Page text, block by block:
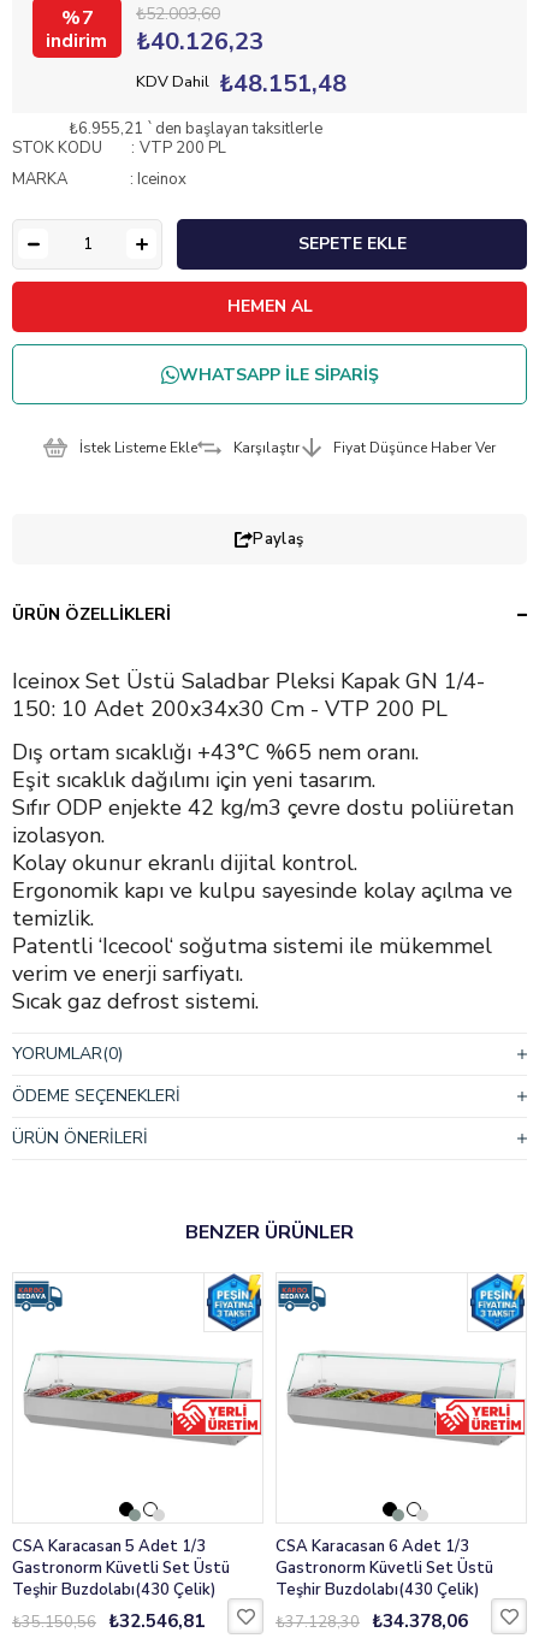
7 ₺52.003,60
₺40.126,23
KDV Dahil ₺48.151,48
₺6.955,21 `den başlayan taksitlerle
STOK KODU
VTP 200 PL
MARKA
: Iceinox
WHATSAPP İLE SİPARİŞ
İstek Listeme Ekle Karşılaştır Fiyat Düşünce Haber Ver
Paylaş
ÜRÜN ÖZELLIKLERI
Iceinox Set Üstü Saladbar Pleksi Kapak GN 1/4-
150: 10 Adet 200x34x30 Cm - VTP 200 PL
Dış ortam sıcaklığı +43°C %65 nem oranı.
Eşit sıcaklık dağılımı için yeni tasarım.
Sıfır ODP enjekte 42 kg/m3 çevre dostu poliüretan
izolasyon.
Kolay okunur ekranlı dijital kontrol.
Ergonomik kapı ve kulpu sayesinde kolay açılma ve
temizlik.
Patentli ‘Icecool‘ soğutma sistemi ile mükemmel
verim ve enerji sarfiyatı.
Sıcak gaz defrost sistemi.
Tüm buzdolapların marine versiyonları mevcuttur.
Marine versiyonları ‘Icecool marine’ sistemi, marine
ayak ve raflar içerir.
10 Adet 1/4-150 Gn kapasitesi.
TEKNİK ÖZELLİKLER
Sıcaklık: +4 / +10 °C
Voltaj: 230V / 50 Hz
Enerji Tüketimi: 0,2 kW
Ölçü: 200x34x30 cm
Ağırlık: 45 kg
Kapak: Pleksi
Modeli: Saladbar – Pleksi Kapak
YORUMLAR(0)
ÖDEME SEÇENEKLERI
ÜRÜN ÖNERILERI
BENZER ÜRÜNLER
CSA Karacasan 5 Adet 1/3
Gastronorm Küvetli Set Üstü
Teşhir Buzdolabı(430 Çelik)
₺32.546,81
₺35.150,56
CSA Karacasan 6 Adet 1/3
Gastronorm Küvetli Set Üstü
Teşhir Buzdolabı(430 Çelik)
₺34.378,06
₺37.128,30